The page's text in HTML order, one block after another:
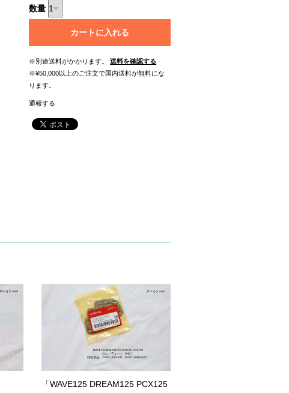
数量
カートに入れる
※別途送料がかかります。
送料を確認する
※¥50,000以上のご注文で国内送料が無料にな
ります。
通報する
「WAVE125 DREAM125 PCX125